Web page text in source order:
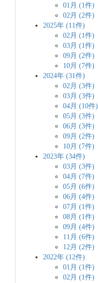
01月 (1件)
02月 (2件)
2025年 (11件)
02月 (1件)
03月 (1件)
09月 (2件)
10月 (7件)
2024年 (31件)
02月 (3件)
03月 (3件)
04月 (10件)
05月 (3件)
06月 (3件)
09月 (2件)
10月 (7件)
2023年 (34件)
03月 (3件)
04月 (7件)
05月 (6件)
06月 (4件)
07月 (1件)
08月 (1件)
09月 (4件)
11月 (6件)
12月 (2件)
2022年 (12件)
01月 (1件)
02月 (1件)